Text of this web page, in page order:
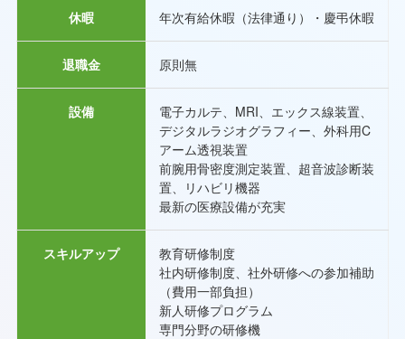
休暇 年次有給休暇（法律通り）・慶弔休暇
退職金 原則無
設備
電子カルテ、MRI、エックス線装置、
デジタルラジオグラフィー、外科用C
アーム透視装置
前腕用骨密度測定装置、超音波診断装
置、リハビリ機器
最新の医療設備が充実
スキルアップ
教育研修制度
社内研修制度、社外研修への参加補助
（費用一部負担）
新人研修プログラム
専門分野の研修機